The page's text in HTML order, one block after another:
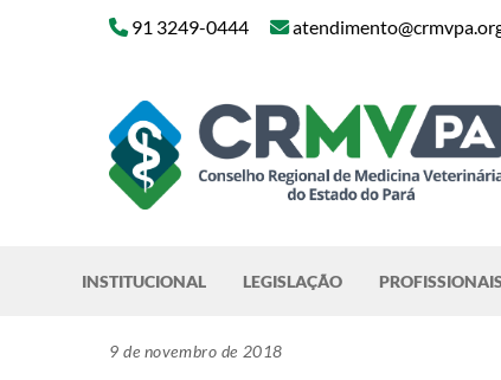
91 3249-0444
INSTITUCIONAL LEGISLAÇÃO
9 de novembro de 2018